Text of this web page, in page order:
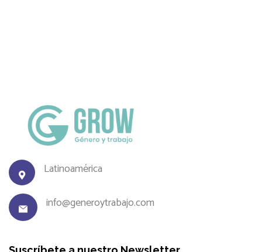
Latinoamérica
info@generoytrabajo.com